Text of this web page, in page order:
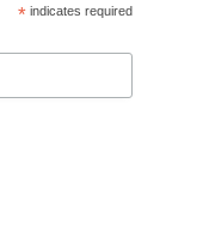
*indicates required